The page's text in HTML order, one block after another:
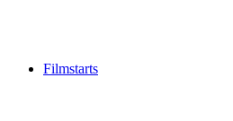
Filmstarts